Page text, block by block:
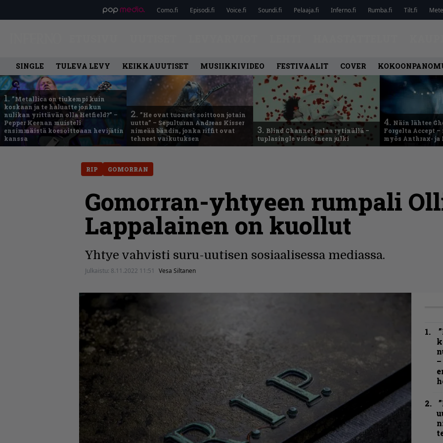
Como.fi Episodi.fi Voice.fi Soundi.fi Pelaaja.fi Inferno.fi Rumba.fi Tilt.fi
SINGLE TULEVA LEVY KEIKKAUUTISET MUSIIKKIVIDEO FESTIVAALIT COVER
1. ”Metallica on tiukempi kuin
koskaan ja te haluatte jonkun
nulikan yrittävän olla Hetfield?” –
Pepper Keenan muisteli
ensimmäistä koesoittoaan hevijätin
kanssa
2. ”He ovat tuoneet soittoon jotain
uutta” – Sepulturan Andreas Kisser
nimeää bändin, jonka riffit ovat
tehneet vaikutuksen
3. Blind Channel palaa rytinällä –
tuplasingle videoineen julki
4. Näin lähtee
Forgelta Accept –
myös Anthrax-
RIP GOMORRAN
Gomorran-yhtyeen rumpali
Lappalainen on kuollut
Yhtye vahvisti suru-uutisen sosiaalisessa mediassa.
Julkaistu: 8.11.2022 11:51 Vesa Siltanen